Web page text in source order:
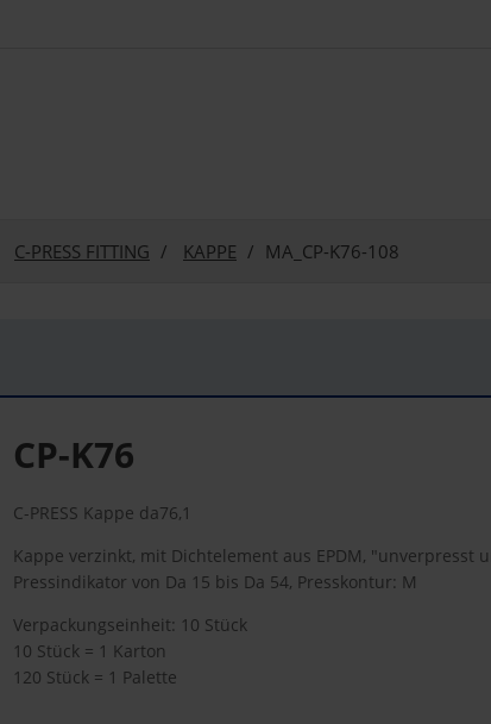
C-PRESS FITTING KAPPE MA_CP-K76-108
CP-K76
C-PRESS Kappe da76,1
Kappe verzinkt, mit Dichtelement aus EPDM, "unverpresst
Pressindikator von Da 15 bis Da 54, Presskontur: M
Verpackungseinheit: 10 Stück
10 Stück = 1 Karton
120 Stück = 1 Palette